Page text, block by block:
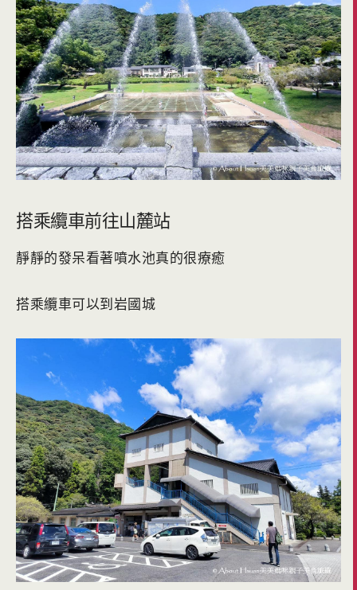
搭乘纜車前往山麓站
靜靜的發呆看著噴水池真的很療癒
搭乘纜車可以到岩國城